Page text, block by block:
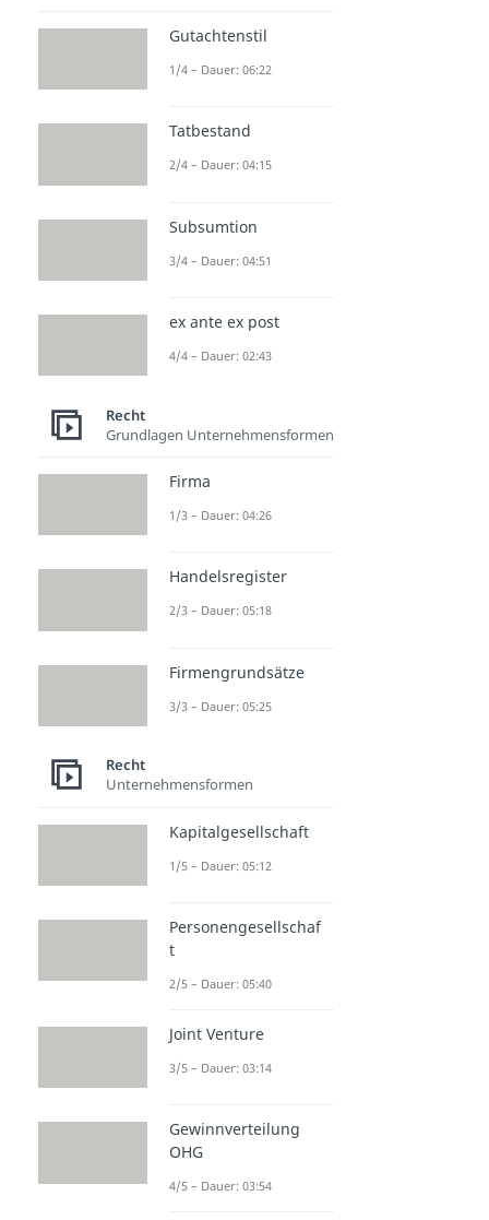
Gutachtenstil
1/4 – Dauer: 06:22
Tatbestand
2/4 – Dauer: 04:15
Subsumtion
3/4 – Dauer: 04:51
ex ante ex post
4/4 – Dauer: 02:43
Recht
Grundlagen Unternehmensformen
Firma
1/3 – Dauer: 04:26
Handelsregister
2/3 – Dauer: 05:18
Firmengrundsätze
3/3 – Dauer: 05:25
Recht
Unternehmensformen
Kapitalgesellschaft
1/5 – Dauer: 05:12
Personengesellschaf
t
2/5 – Dauer: 05:40
Joint Venture
3/5 – Dauer: 03:14
Gewinnverteilung
OHG
4/5 – Dauer: 03:54